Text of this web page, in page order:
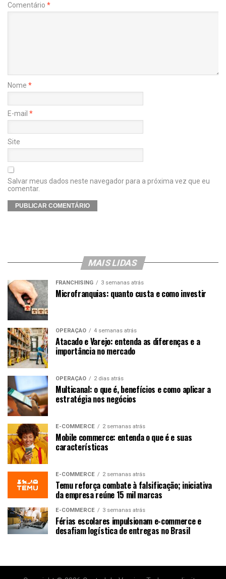
Comentário *
Nome *
E-mail *
Site
Salvar meus dados neste navegador para a próxima vez que eu
comentar.
MAIS LIDAS
FRANCHISING 3 semanas atrás
Microfranquias: quanto custa e como investir
OPERAÇÃO 4 semanas atrás
Atacado e Varejo: entenda as diferenças e a
importância no mercado
OPERAÇÃO 2 dias atrás
Multicanal: o que é, benefícios e como aplicar a
estratégia nos negócios
E-COMMERCE 2 semanas atrás
Mobile commerce: entenda o que é e suas
características
E-COMMERCE 2 semanas atrás
Temu reforça combate à falsificação; iniciativa
da empresa reúne 15 mil marcas
E-COMMERCE 3 semanas atrás
Férias escolares impulsionam e-commerce e
desafiam logística de entregas no Brasil